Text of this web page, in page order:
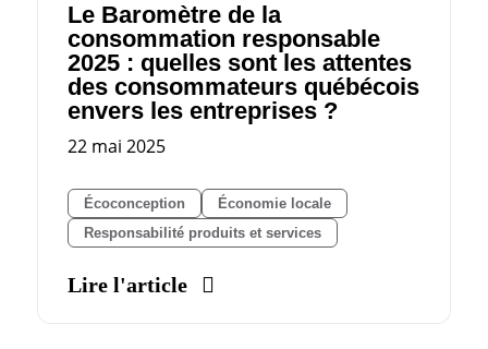
Le Baromètre de la
consommation responsable
2025 : quelles sont les attentes
des consommateurs québécois
envers les entreprises ?
22 mai 2025
Écoconception
Économie locale
Responsabilité produits et services
Lire l'article